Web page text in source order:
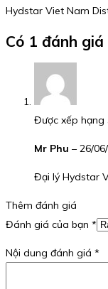
Hydstar Viet Nam
Có 1 đánh giá
Được xếp hạng
Mr Phu – 26/
Đại lý Hydstar
Thêm đánh giá
Đánh giá của bạn *
Nội dung đánh giá *